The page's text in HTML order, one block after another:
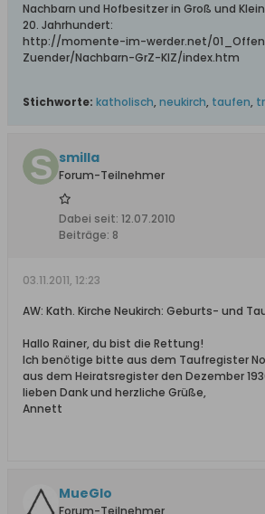
Nachbarn und Hofbesitzer in Groß und
20. Jahrhundert:
http://momente-im-werder.net/
Zuender/Nachbarn-GrZ-KlZ/index.htm
Stichworte: katholisch, neukirch, taufen,
smilla
Forum-Teilnehmer
Dabei seit: 12.07.2010
Beiträge: 8
03.11.2011, 12:23
AW: Kath. Kirche Neukirch: Geburts- und
Hallo Rainer, du bist die Rettung!
Ich benötige bitte aus dem Taufregister
aus dem Heiratsregister den Dezember
lieben Dank und herzliche Grüße,
Annett
MueGlo
Forum-Teilnehmer